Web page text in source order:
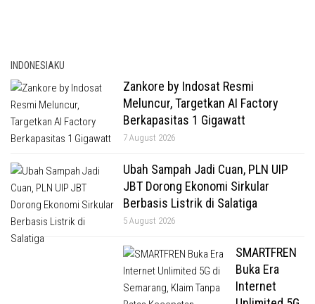
INDONESIAKU
Zankore by Indosat Resmi
Meluncur, Targetkan AI Factory
Berkapasitas 1 Gigawatt
7 August 2026
Ubah Sampah Jadi Cuan, PLN UIP
JBT Dorong Ekonomi Sirkular
Berbasis Listrik di Salatiga
5 August 2026
SMARTFREN
Buka Era
Internet